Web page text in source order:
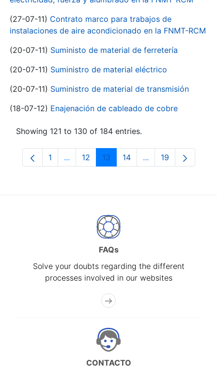
(27-07-11) Contrato marco para trabajos de
instalaciones de aire acondicionado en la FNMT-RCM
(20-07-11) Suministo de material de ferretería
(20-07-11) Suministro de material eléctrico
(20-07-11) Suministro de material de transmisión
(18-07-12) Enajenación de cableado de cobre
Showing 121 to 130 of 184 entries.
Page
1 ...Intermediate Pages Use TAB to navigate.
Page
12 Page
13 Page
14 ...Intermediate
Page
19
FAQs
Solve your doubts regarding the different
processes involved in our websites
CONTACTO